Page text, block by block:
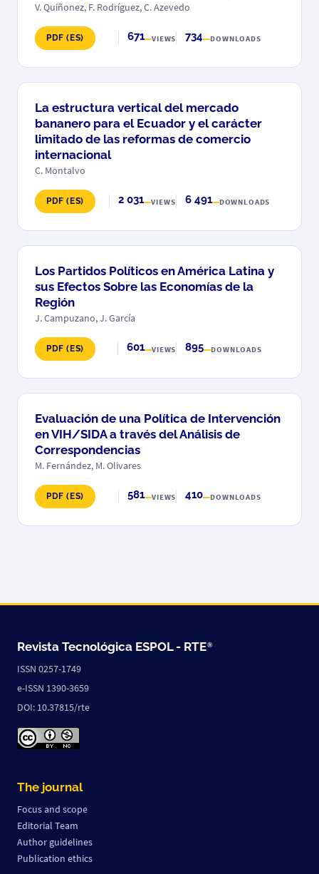
V. Quiñonez, F. Rodríguez, C. Azevedo
PDF (ES) 671 VIEWS 734 DOWNLOADS
La estructura vertical del mercado
bananero para el Ecuador y el carácter
limitado de las reformas de comercio
internacional
C. Montalvo
PDF (ES) 2 031 VIEWS 6 491 DOWNLOADS
Los Partidos Políticos en América Latina y
sus Efectos Sobre las Economías de la
Región
J. Campuzano, J. García
PDF (ES) 601 VIEWS 895 DOWNLOADS
Evaluación de una Política de Intervención
en VIH/SIDA a través del Análisis de
Correspondencias
M. Fernández, M. Olivares
PDF (ES) 581 VIEWS 410 DOWNLOADS
Revista Tecnológica ESPOL - RTE®
ISSN 0257-1749
e-ISSN 1390-3659
DOI: 10.37815/rte
The journal
Focus and scope
Editorial Team
Author guidelines
Publication ethics